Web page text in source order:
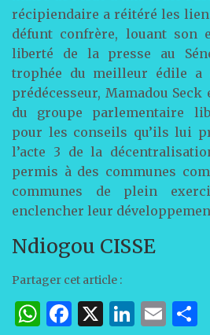
récipiendaire a réitéré les
défunt confrère, louant son
liberté de la presse au
trophée du meilleur édile a
prédécesseur, Mamadou
du groupe parlementaire
pour les conseils qu’ils lui
l’acte 3 de la
permis à des communes
communes de plein
enclencher leur
Ndiogou CISSE
Partager cet article :
W F
X
Li E